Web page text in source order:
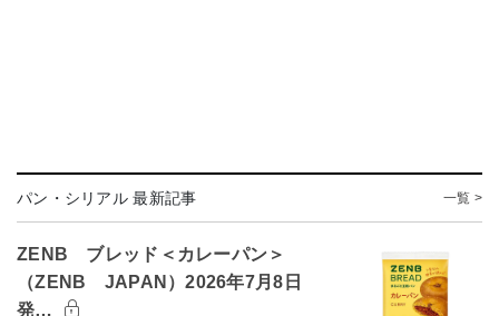
パン・シリアル 最新記事 一覧 >
ZENB ブレッド＜カレーパン＞
（ZENB JAPAN）2026年7月8日
発…